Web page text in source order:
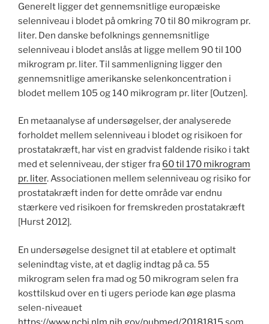
Generelt ligger det gennemsnitlige europæiske
selenniveau i blodet på omkring 70 til 80 mikrogram pr.
liter. Den danske befolknings gennemsnitlige
selenniveau i blodet anslås at ligge mellem 90 til 100
mikrogram pr. liter. Til sammenligning ligger den
gennemsnitlige amerikanske selenkoncentration i
blodet mellem 105 og 140 mikrogram pr. liter [Outzen].
En metaanalyse af undersøgelser, der analyserede
forholdet mellem selenniveau i blodet og risikoen for
prostatakræft, har vist en gradvist faldende risiko i takt
med et selenniveau, der stiger fra 60 til 170 mikrogram
pr. liter. Associationen mellem selenniveau og risiko for
prostatakræft inden for dette område var endnu
stærkere ved risikoen for fremskreden prostatakræft
[Hurst 2012].
En undersøgelse designet til at etablere et optimalt
selenindtag viste, at et daglig indtag på ca. 55
mikrogram selen fra mad og 50 mikrogram selen fra
kosttilskud over en ti ugers periode kan øge plasma
selen-niveauet